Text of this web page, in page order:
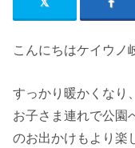
こんにちはケイウノ
すっかり暖かくなり
お子さま連れで公園
のお出かけもより楽